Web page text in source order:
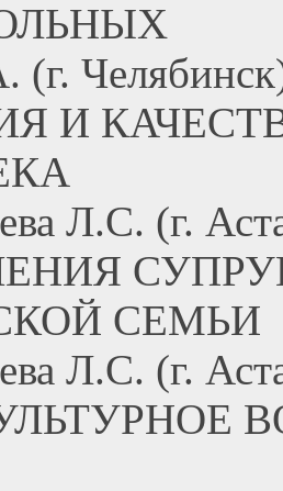
(г.
И
Л.С. (г.
СЕМЬИ
Л.С. (г.